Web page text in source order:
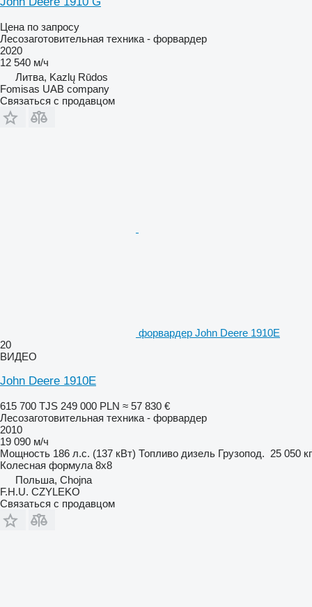
Цена по запросу
Лесозаготовительная техника - форвардер
2020
12 540 м/ч
Литва, Kazlų Rūdos
Fomisas UAB company
Связаться с продавцом
форвардер John Deere 1910E
20
ВИДЕО
John Deere 1910E
615 700 TJS 249 000 PLN ≈ 57 830 €
Лесозаготовительная техника - форвардер
2010
19 090 м/ч
Мощность 186 л.с. (137 кВт) Топливо дизель Грузопод. 25 050 кг
Колесная формула 8x8
Польша, Chojna
F.H.U. CZYLEKO
Связаться с продавцом